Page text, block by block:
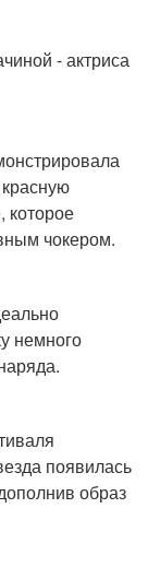
- актриса
которое
чокером.
немного
появилась
образ